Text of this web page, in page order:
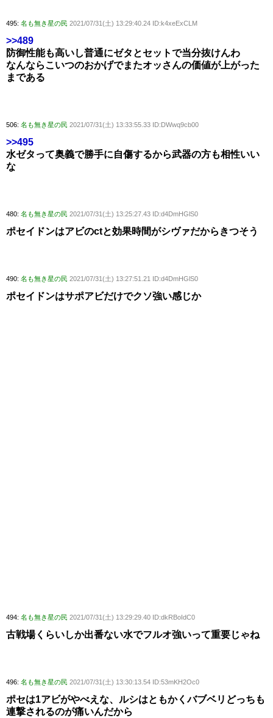
495: 名も無き星の民 2021/07/31(土) 13:29:40.24 ID:k4xeExCLM
>>489
防御性能も高いし普通にゼタとセットで当分抜けんわ
なんならこいつのおかげでまたオッさんの価値が上がった
まである
506: 名も無き星の民 2021/07/31(土) 13:33:55.33 ID:DWwq9cb00
>>495
水ゼタって奥義で勝手に自傷するから武器の方も相性いい
な
480: 名も無き星の民 2021/07/31(土) 13:25:27.43 ID:d4DmHGlS0
ポセイドンはアビのctと効果時間がシヴァだからきつそう
490: 名も無き星の民 2021/07/31(土) 13:27:51.21 ID:d4DmHGlS0
ポセイドンはサポアビだけでクソ強い感じか
494: 名も無き星の民 2021/07/31(土) 13:29:29.40 ID:dkRBoIdC0
古戦場くらいしか出番ない水でフルオ強いって重要じゃね
496: 名も無き星の民 2021/07/31(土) 13:30:13.54 ID:53mKH2Oc0
ポセは1アビがやべえな、ルシはともかくバブベリどっちも
連撃されるのが痛いんだから